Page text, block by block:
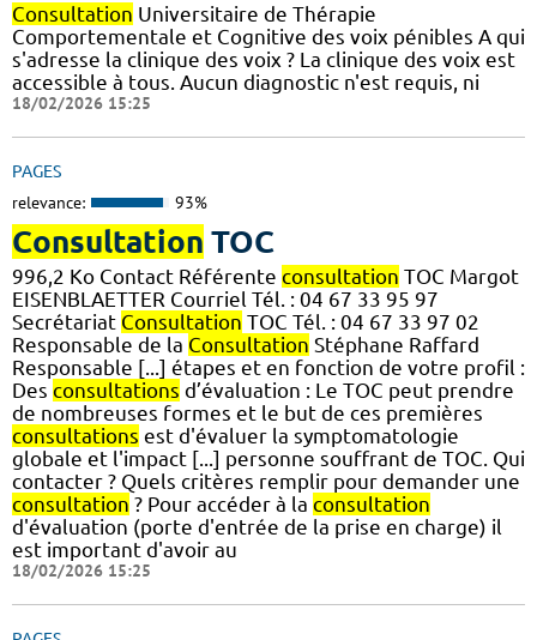
Consultation Universitaire de Thérapie
Comportementale et Cognitive des voix pénibles A qui
s'adresse la clinique des voix ? La clinique des voix est
accessible à tous. Aucun diagnostic n'est requis, ni
18/02/2026 15:25
PAGES
relevance: 93%
Consultation TOC
996,2 Ko Contact Référente consultation TOC Margot
EISENBLAETTER Courriel Tél. : 04 67 33 95 97
Secrétariat Consultation TOC Tél. : 04 67 33 97 02
Responsable de la Consultation Stéphane Raffard
Responsable [...] étapes et en fonction de votre profil :
Des consultations d’évaluation : Le TOC peut prendre
de nombreuses formes et le but de ces premières
consultations est d'évaluer la symptomatologie
globale et l'impact [...] personne souffrant de TOC. Qui
contacter ? Quels critères remplir pour demander une
consultation ? Pour accéder à la consultation
d'évaluation (porte d'entrée de la prise en charge) il
est important d'avoir au
18/02/2026 15:25